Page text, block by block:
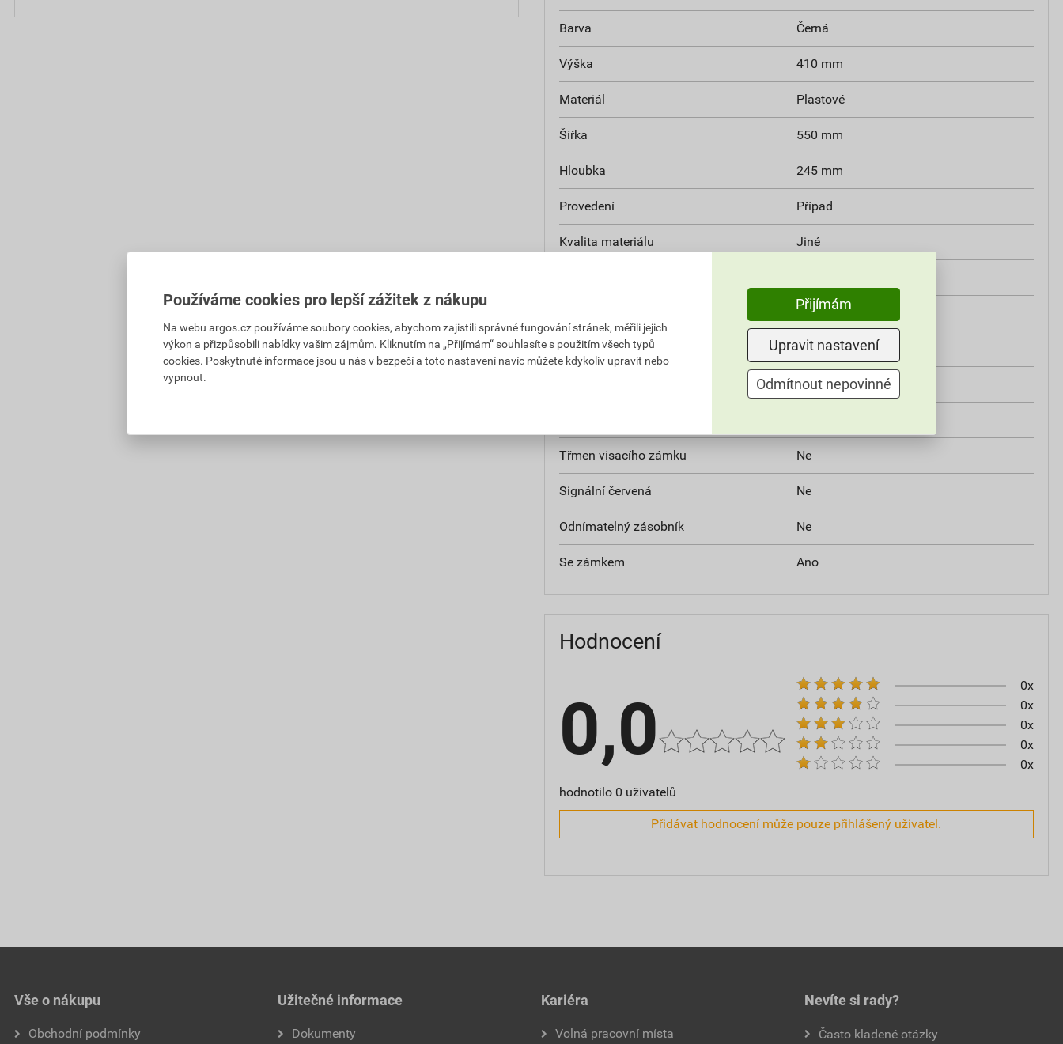
Barva Černá
Výška 410 mm
Materiál Plastové
Šířka 550 mm
Hloubka 245 mm
Provedení Případ
Kvalita materiálu Jiné
Ano
S teleskopickou rukojetí Ano
Ano
Třmen visacího zámku Ne
Signální červená Ne
Odnímatelný zásobník Ne
Se zámkem Ano
Hodnocení
0,0
hodnotilo 0 uživatelů
0x
0x
0x
0x
0x
Přidávat hodnocení může pouze přihlášený uživatel.
Vše o nákupu
Obchodní podmínky
Užitečné informace
Dokumenty
Kariéra
Volná pracovní místa
Nevíte si rady?
Často kladené otázky
Používáme cookies pro lepší zážitek z nákupu
Na webu argos.cz používáme soubory cookies, abychom zajistili správné fungování stránek, měřili jejich
výkon a přizpůsobili nabídky vašim zájmům. Kliknutím na „Přijímám“ souhlasíte s použitím všech typů
cookies. Poskytnuté informace jsou u nás v bezpečí a toto nastavení navíc můžete kdykoliv upravit nebo
vypnout.
Přijímám
Upravit nastavení
Odmítnout nepovinné